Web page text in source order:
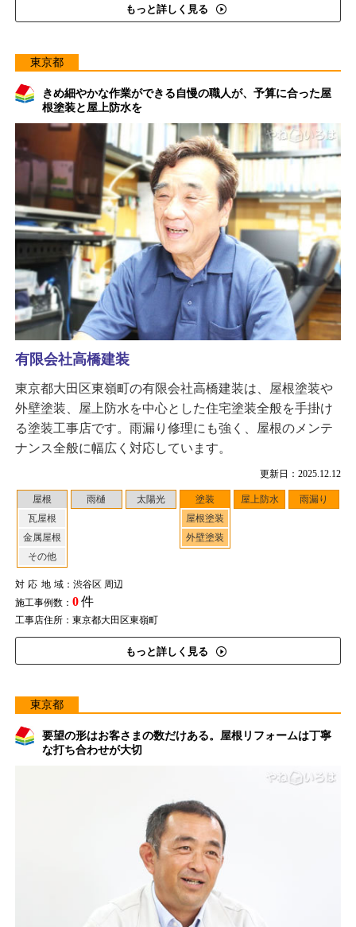
もっと詳しく見る
東京都
きめ細やかな作業ができる自慢の職人が、予算に合った屋
根塗装と屋上防水を
更新日：2025.12.12
屋根
瓦屋根
金属屋根
その他
雨樋 太陽光
塗装
屋根塗装
外壁塗装
屋上防水 雨漏り
対応地域：渋谷区 周辺
施工事例数： 0件
工事店住所：東京都大田区東嶺町
もっと詳しく見る
有限会社高橋建装
東京都大田区東嶺町の有限会社高橋建装は、屋根塗装や
外壁塗装、屋上防水を中心とした住宅塗装全般を手掛け
る塗装工事店です。雨漏り修理にも強く、屋根のメンテ
ナンス全般に幅広く対応しています。
東京都
要望の形はお客さまの数だけある。屋根リフォームは丁寧
な打ち合わせが大切